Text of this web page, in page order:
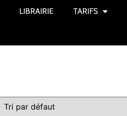
LIBRAIRIE TARIFS